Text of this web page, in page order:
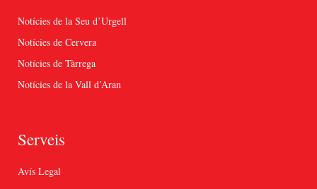
Notícies de la Seu d’Urgell
Notícies de Cervera
Notícies de Tàrrega
Notícies de la Vall d’Aran
Serveis
Avís Legal